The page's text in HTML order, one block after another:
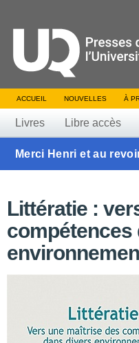
ACCUEIL NOUVELLES À
Livres Libre accès
Merci Henri et au
Littératie :
compétences